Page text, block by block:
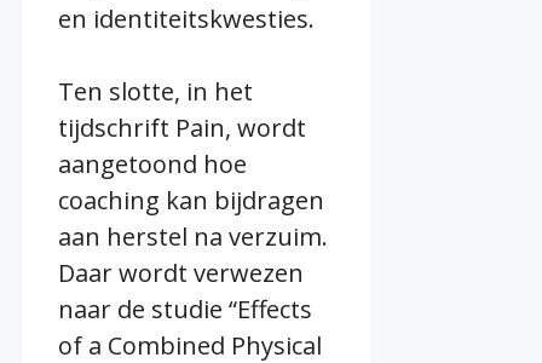
en identiteitskwesties.
Ten slotte, in het
tijdschrift Pain, wordt
aangetoond hoe
coaching kan bijdragen
aan herstel na verzuim.
Daar wordt verwezen
naar de studie “Effects
of a Combined Physical